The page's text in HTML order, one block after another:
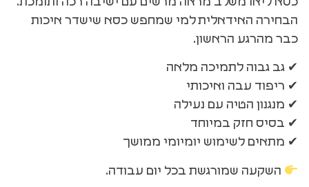
הבחירה האידאלית למי שמחפש כסא שישדר איכות
כבר מהרגע הראשון.
✔ גב גבוה לתמיכה מלאה
✔ ריפוד עבה ואיכותי
✔ מנגנון הטיה עם נעילה
✔ בסיס חזק במיוחד
✔ מתאים לשימוש יומיומי ממושך
השקעה שמורגשת בכל יום עבודה.